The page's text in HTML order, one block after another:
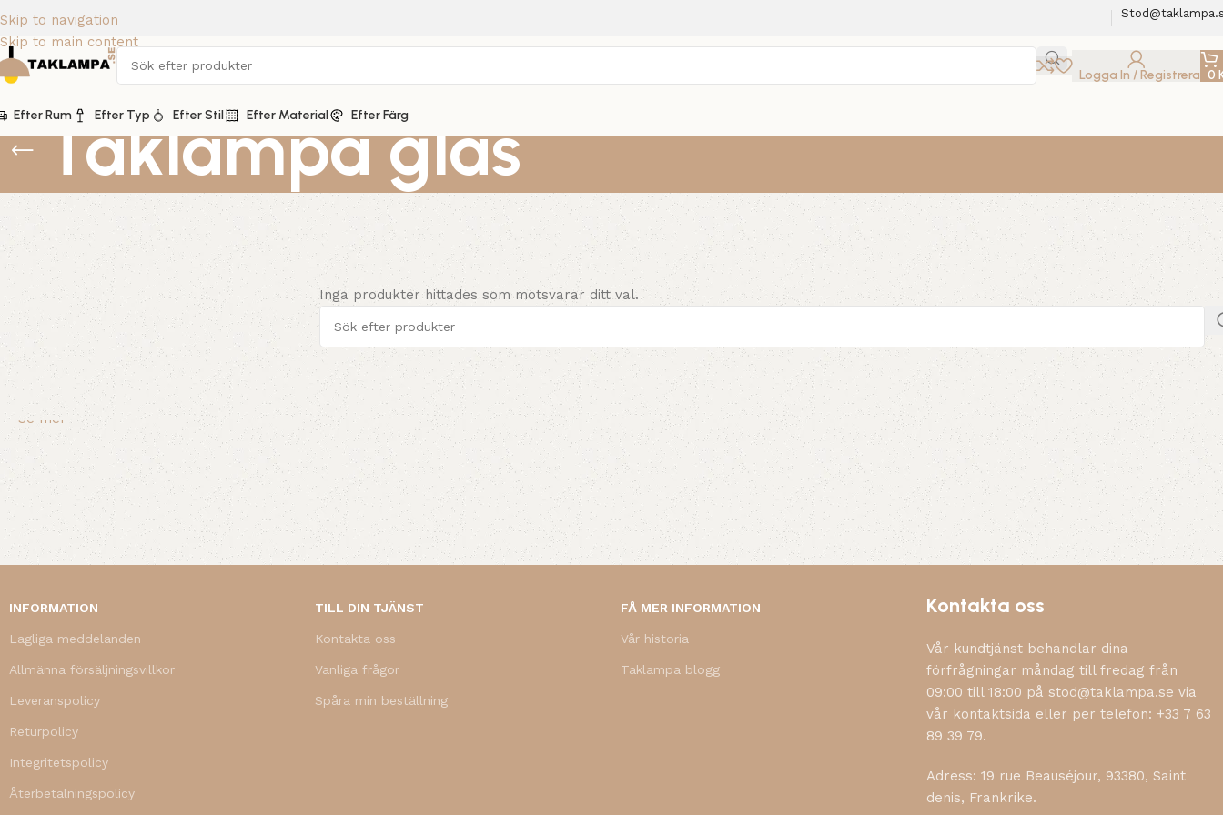
Skip to navigation
Skip to main content
Logga In / Registrera 0
Efter Rum Efter Typ Efter Stil Efter Material Efter Färg
Taklampa glas
Inga produkter hittades som motsvarar ditt val.
Se mer
INFORMATION
Lagliga meddelanden
Allmänna försäljningsvillkor
Leveranspolicy
Returpolicy
Integritetspolicy
Återbetalningspolicy
TILL DIN TJÄNST
Kontakta oss
Vanliga frågor
Spåra min beställning
FÅ MER INFORMATION
Vår historia
Taklampa blogg
Kontakta oss
Vår kundtjänst behandlar dina
förfrågningar måndag till fredag från
09:00 till 18:00 på stod@taklampa.se via
vår kontaktsida eller per telefon: +33 7 63
89 39 79.
Adress: 19 rue Beauséjour, 93380, Saint
denis, Frankrike.